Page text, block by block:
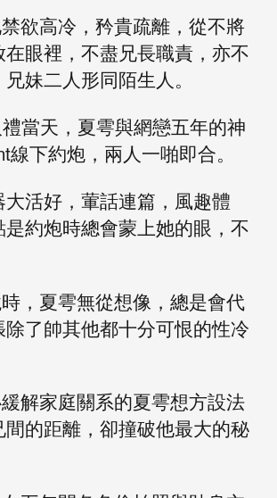
欲高冷，矜貴疏離，從不將
眼裡，不盡兄長職責，亦不
妹二人形同陌生人。
當天，夏雩與網戀五年的神
線下約炮，兩人一啪即合。
大活好，葷話連篇，風趣體
約炮時總會蒙上她的眼，不
，夏雩無從想像，總是會代
除了帥其他都十分可恨的性冷
解家庭關系的夏雩想方設法
的距離，卻撞破他最大的秘